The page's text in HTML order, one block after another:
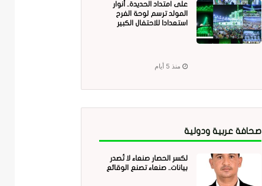
على امتداد الحديدة.. أنوار
المولد ترسم لوحة الفرح
استعدادا للاحتفال الكبير
منذ 5 أيام
صحافة عربية ودولية
لكسر الحصار صنعاء لا تُصدر
بيانات.. صنعاء تصنع الوقائع